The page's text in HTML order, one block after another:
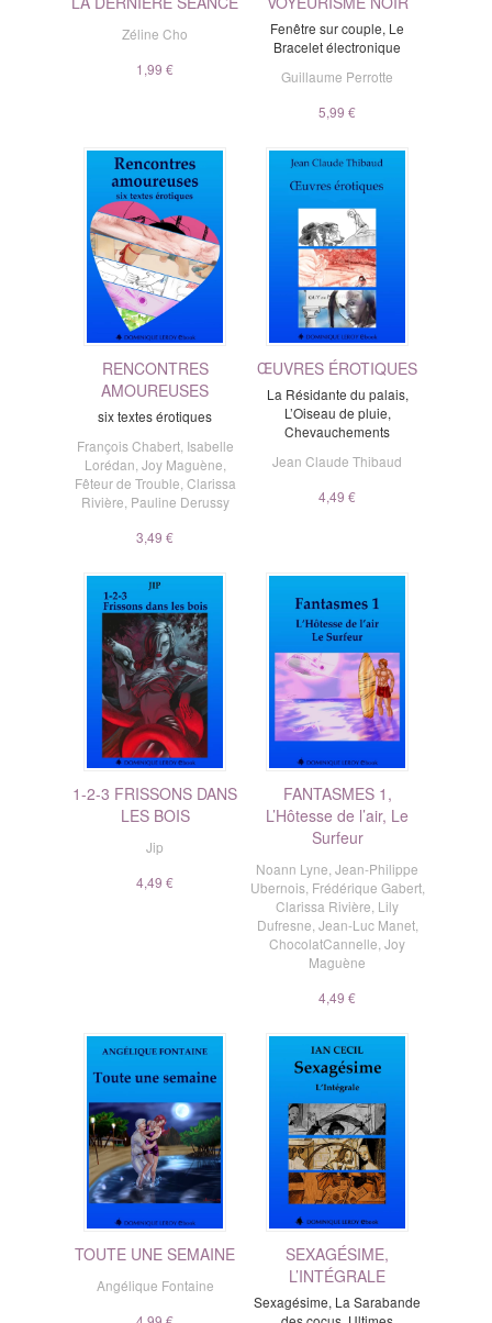
Zéline Cho
1,99 €
Fenêtre sur couple, Le
Bracelet électronique
Guillaume Perrotte
5,99 €
RENCONTRES
AMOUREUSES
six textes érotiques
François Chabert, Isabelle
Lorédan,Joy Maguène,
Fêteur de Trouble,Clarissa
Rivière, Pauline Derussy
3,49 €
ŒUVRES ÉROTIQUES
La Résidante du palais,
L’Oiseau de pluie,
Chevauchements
Jean Claude Thibaud
4,49 €
1-2-3 FRISSONS DANS
LES BOIS
Jip
4,49 €
FANTASMES 1,
L’Hôtesse de l’air, Le
Surfeur
Noann Lyne,Jean-Philippe
Ubernois, Frédérique Gabert,
Clarissa Rivière, Lily
Dufresne,Jean-Luc Manet,
ChocolatCannelle,Joy
Maguène
4,49 €
TOUTE UNE SEMAINE
Angélique Fontaine
SEXAGÉSIME,
L’INTÉGRALE
Sexagésime, La Sarabande